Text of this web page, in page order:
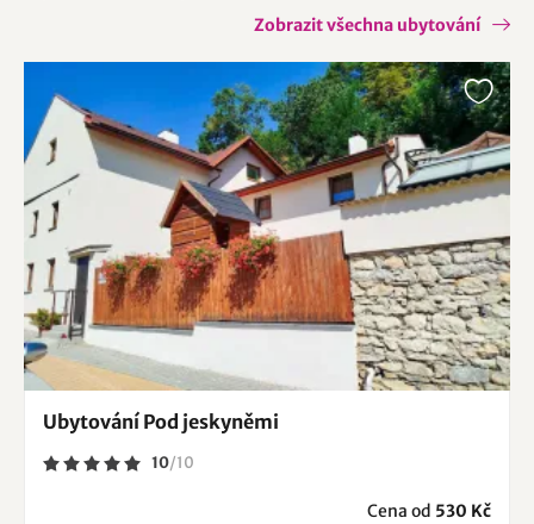
Zobrazit všechna ubytování
Ubytování Pod jeskyněmi
10/10
Cena od 530 Kč